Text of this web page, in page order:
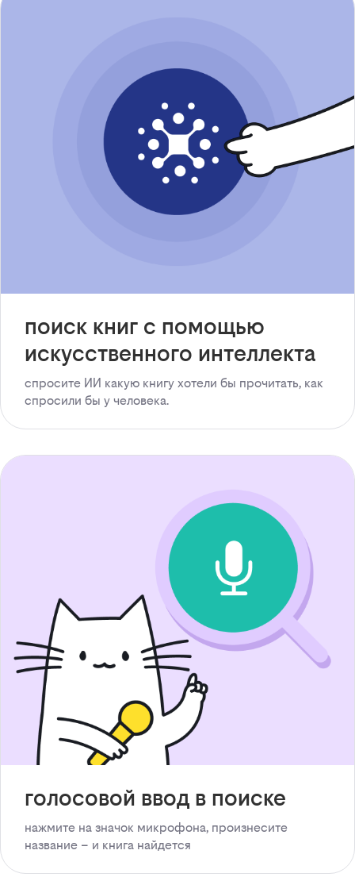
поиск книг с помощью
искусственного интеллекта
спросите ИИ какую книгу хотели бы прочитать, как
спросили бы у человека.
голосовой ввод в поиске
нажмите на значок микрофона, произнесите
название – и книга найдется